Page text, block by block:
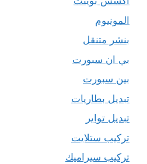
المونيوم
بنشر متنقل
بي ان سبورت
بين سبورت
تبديل بطاريات
تبديل تواير
تركيب ستلايت
تركيب سيراميك